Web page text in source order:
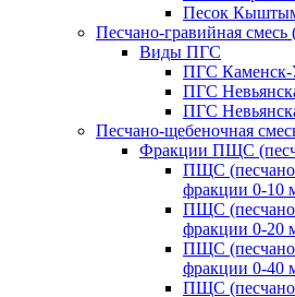
Песок
Песчано-гравийная
Виды ПГС
ПГС Каменск-
ПГС
ПГС
Песчано-щебеночная
Фракции ПЩС
ПЩС
фракции 0-10
ПЩС
фракции 0-20
ПЩС
фракции 0-40
ПЩС